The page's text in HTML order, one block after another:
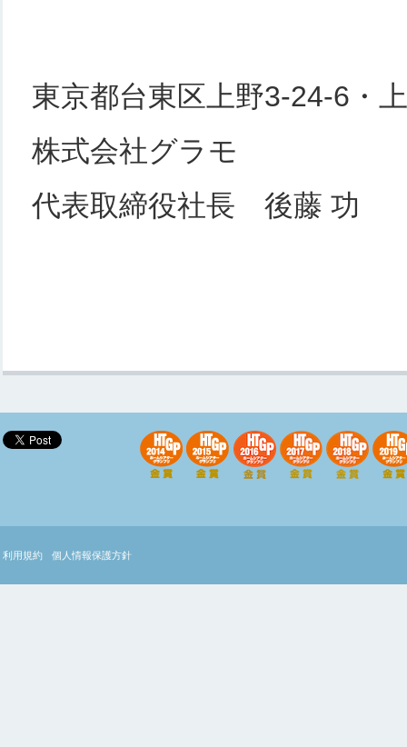
東京都台東区上野3-24-6・
株式会社グラモ
代表取締役社長 後藤 功
利用規約 個人情報保護方針